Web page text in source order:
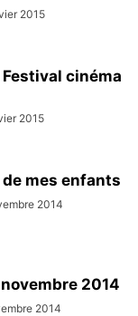
2015
cinéma
2015
mes enfants
2014
2014
2014